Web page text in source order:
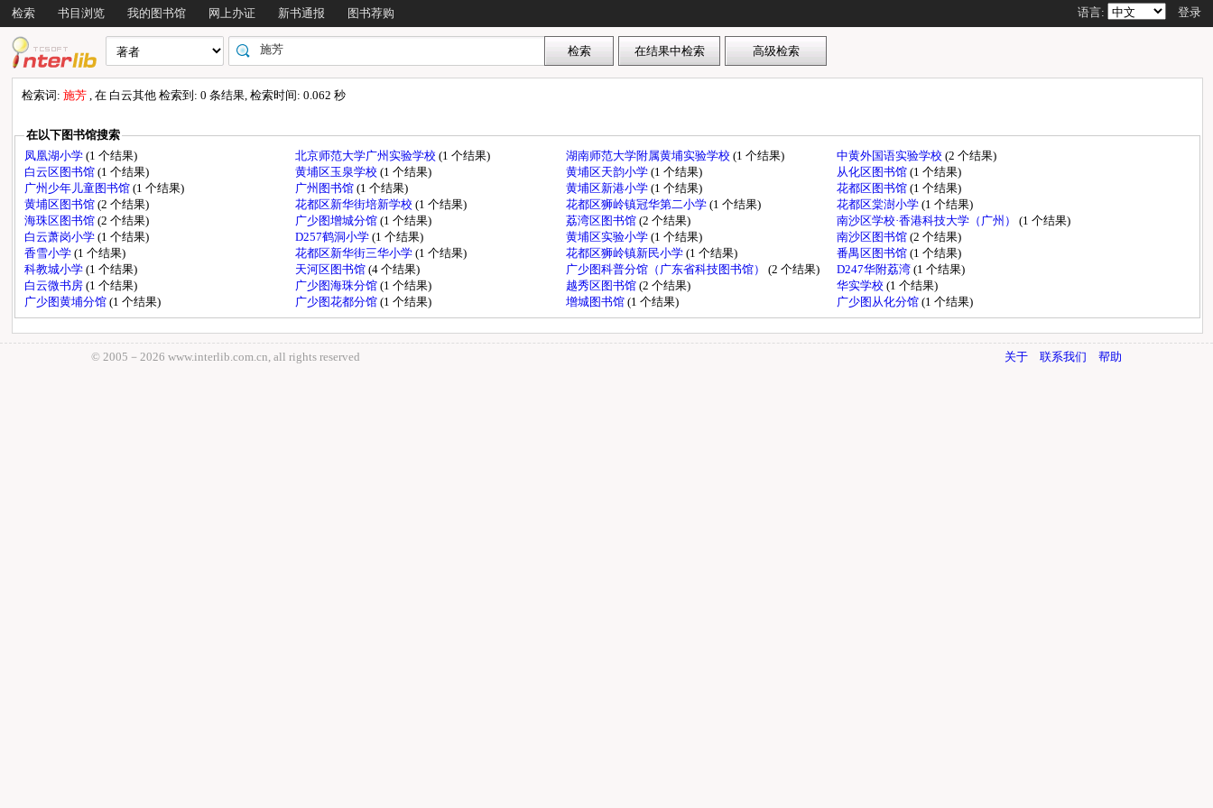
检索 书目浏览 我的图书馆 网上办证 新书通报 图书荐购 语言: 登录
检索词:施芳, 在 白云其他 检索到: 0 条结果, 检索时间: 0.062 秒
在以下图书馆搜索
凤凰湖小学(1 个结果) 北京师范大学广州实验学校(1 个结果) 湖南师范大学附属黄埔实验学校(1 个结果) 中黄外国语实验学校(2 个结果)
白云区图书馆(1 个结果) 黄埔区玉泉学校(1 个结果) 黄埔区天韵小学(1 个结果) 从化区图书馆(1 个结果)
广州少年儿童图书馆(1 个结果) 广州图书馆(1 个结果) 黄埔区新港小学(1 个结果) 花都区图书馆(1 个结果)
黄埔区图书馆(2 个结果) 花都区新华街培新学校(1 个结果) 花都区狮岭镇冠华第二小学(1 个结果) 花都区棠澍小学(1 个结果)
海珠区图书馆(2 个结果) 广少图增城分馆(1 个结果) 荔湾区图书馆(2 个结果) 南沙区学校·香港科技大学（广州）(1 个结果)
白云萧岗小学(1 个结果) D257鹤洞小学(1 个结果) 黄埔区实验小学(1 个结果) 南沙区图书馆(2 个结果)
香雪小学(1 个结果) 花都区新华街三华小学(1 个结果) 花都区狮岭镇新民小学(1 个结果) 番禺区图书馆(1 个结果)
科教城小学(1 个结果) 天河区图书馆(4 个结果) 广少图科普分馆（广东省科技图书馆）(2 个结果) D247华附荔湾(1 个结果)
白云微书房(1 个结果) 广少图海珠分馆(1 个结果) 越秀区图书馆(2 个结果) 华实学校(1 个结果)
广少图黄埔分馆(1 个结果) 广少图花都分馆(1 个结果) 增城图书馆(1 个结果) 广少图从化分馆(1 个结果)
© 2005－ 2026 www.interlib.com.cn, all rights reserved 关于 联系我们 帮助